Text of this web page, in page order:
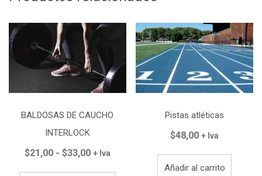
BALDOSAS DE CAUCHO
INTERLOCK
$21,00 - $33,00Rango
+ Iva
Este
Pistas atléticas
$48,00 + Iva
Añadir al carrito